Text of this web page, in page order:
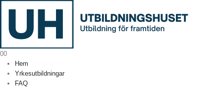
00
Hem
Yrkesutbildningar
FAQ